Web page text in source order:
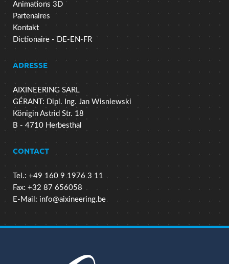
Animations 3D
Partenaires
Kontakt
Dictionaire - DE-EN-FR
ADRESSE
AIXINEERING SARL
GÉRANT: Dipl. Ing. Jan Wisniewski
Königin Astrid Str. 18
B - 4710 Herbesthal
CONTACT
Tel.: +49 160 9 1976 3 11
Fax: +32 87 656058
E-Mail: info@aixineering.be